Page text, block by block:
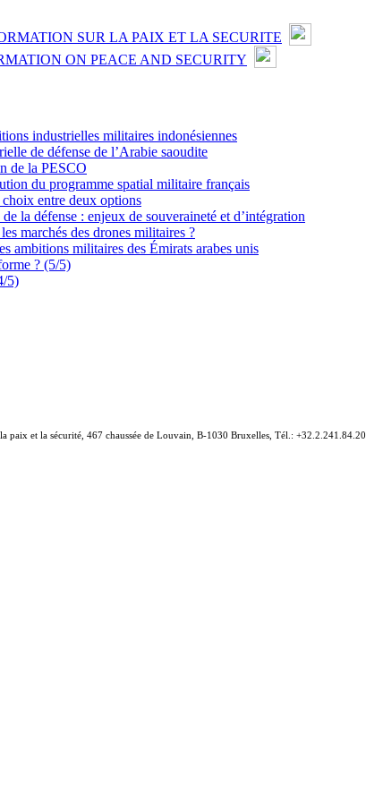
SUR LA PAIX ET LA SECURITE
ON PEACE AND SECURITY
industrielles militaires indonésiennes
de défense de l’Arabie saoudite
de la PESCO
du programme spatial militaire français
entre deux options
la défense : enjeux de souveraineté et d’intégration
marchés des drones militaires ?
ambitions militaires des Émirats arabes unis
? (5/5)
5)
paix et la sécurité, 467 chaussée de Louvain, B-1030 Bruxelles, Tél.: +32.2.241.84.20